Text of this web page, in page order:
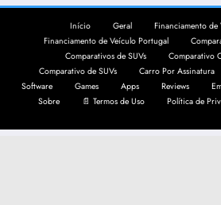
Início Geral
Financiamento de
Financiamento de Veículo Portugal
Comparativos de SUVs
Comparativo
Comparativo de SUVs
Carro Por Assinatura
Software
Games Apps Reviews
Sobre
📄 Termos de Uso Política de